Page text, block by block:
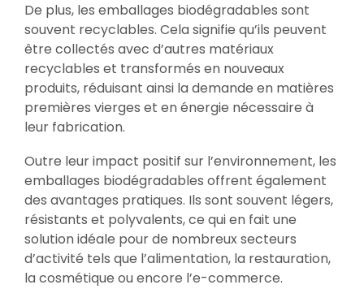
De plus, les emballages biodégradables sont
souvent recyclables. Cela signifie qu’ils peuvent
être collectés avec d’autres matériaux
recyclables et transformés en nouveaux
produits, réduisant ainsi la demande en matières
premières vierges et en énergie nécessaire à
leur fabrication.
Outre leur impact positif sur l’environnement, les
emballages biodégradables offrent également
des avantages pratiques. Ils sont souvent légers,
résistants et polyvalents, ce qui en fait une
solution idéale pour de nombreux secteurs
d’activité tels que l’alimentation, la restauration,
la cosmétique ou encore l’e-commerce.